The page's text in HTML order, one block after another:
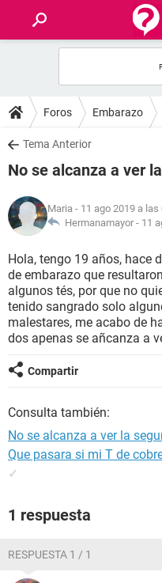
FOROS
SALUD
NUTRICIÓN
BIENESTAR
SEXUALIDAD
GLOSARIO
Foros Embarazo
Tema Anterior
No se alcanza a ver
Maria - 11 ago 2019 a las
Hermanamayor - 11
Hola, tengo 19 años, hace
de embarazo que
algunos tés, por que no
tenido sangrado solo
malestares, me acabo de
dos apenas se añcanza a
Compartir
Consulta también:
No se alcanza a ver la
Que pasara si mi T de
✓
1 respuesta
RESPUESTA 1 / 1